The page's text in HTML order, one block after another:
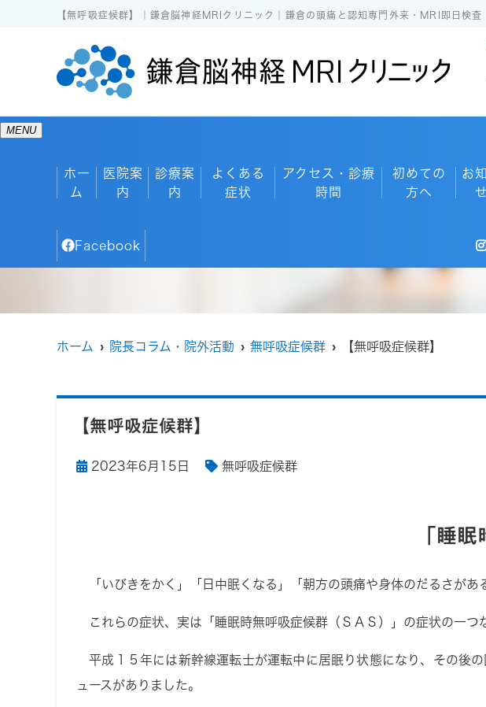
【無呼吸症候群】｜鎌倉脳神経MRIクリニック｜鎌倉の頭痛と認知専門外来・MRI即日検査
MENU
ホー
ム
医院案
内
診療案
内
よくある
症状
アクセス・診療
時間
初めての
方へ
お
せ
Facebook 院長コ
ホーム 院長コラム・院外活動 無呼吸症候群 【無呼吸症候群】
【無呼吸症候群】
2023年6月15日 無呼吸症候群
「睡
「いびきをかく」「日中眠くなる」「朝方の頭痛や身体のだるさがあ
これらの症状、実は「睡眠時無呼吸症候群（ＳＡＳ）」の症状の一つ
平成１５年には新幹線運転士が運転中に居眠り状態になり、その後
ュースがありました。